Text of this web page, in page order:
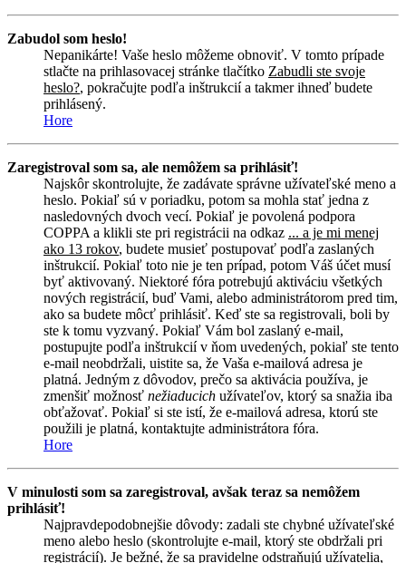
Zabudol som heslo!
Nepanikárte! Vaše heslo môžeme obnoviť. V tomto prípade
stlačte na prihlasovacej stránke tlačítko Zabudli ste svoje
heslo?, pokračujte podľa inštrukcií a takmer ihneď budete
prihlásený.
Hore
Zaregistroval som sa, ale nemôžem sa prihlásiť!
Najskôr skontrolujte, že zadávate správne užívateľské meno a
heslo. Pokiaľ sú v poriadku, potom sa mohla stať jedna z
nasledovných dvoch vecí. Pokiaľ je povolená podpora
COPPA a klikli ste pri registrácii na odkaz ... a je mi menej
ako 13 rokov, budete musieť postupovať podľa zaslaných
inštrukcií. Pokiaľ toto nie je ten prípad, potom Váš účet musí
byť aktivovaný. Niektoré fóra potrebujú aktiváciu všetkých
nových registrácií, buď Vami, alebo administrátorom pred tim,
ako sa budete môcť prihlásiť. Keď ste sa registrovali, boli by
ste k tomu vyzvaný. Pokiaľ Vám bol zaslaný e-mail,
postupujte podľa inštrukcií v ňom uvedených, pokiaľ ste tento
e-mail neobdržali, uistite sa, že Vaša e-mailová adresa je
platná. Jedným z dôvodov, prečo sa aktivácia používa, je
zmenšiť možnosť nežiaducich užívateľov, ktorý sa snažia iba
obťažovať. Pokiaľ si ste istí, že e-mailová adresa, ktorú ste
použili je platná, kontaktujte administrátora fóra.
Hore
V minulosti som sa zaregistroval, avšak teraz sa nemôžem
prihlásiť!
Najpravdepodobnejšie dôvody: zadali ste chybné užívateľské
meno alebo heslo (skontrolujte e-mail, ktorý ste obdržali pri
registrácií). Je bežné, že sa pravidelne odstraňujú užívatelia,